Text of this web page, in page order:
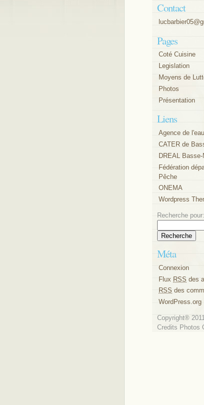
Contact
Pages
Coté Cuisine
Legislation
Moyens de
Photos
Présentation
Liens
Agence de
CATER de
DREAL
Fédération
Pêche
ONEMA
Wordpress
Recherche pour:
Méta
Connexion
Flux RSS des
RSS des
WordPress.org
Copyright®
Credits Photos